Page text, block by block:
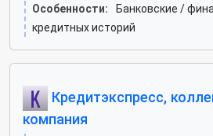
Особенности:
Банковские /
кредитных историй
Кредитэкспресс,
компания